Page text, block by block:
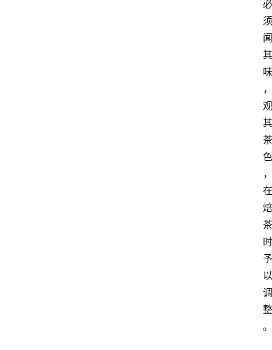
必
须
闻
其
味
，
观
其
茶
色
，
在
焙
茶
时
予
以
调
整
。